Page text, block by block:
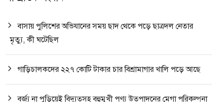
বাসায় পুলিশের অভিযানের সময় ছাদ থেকে পড়ে ছাত্রদল নেতার
মৃত্যু, কী ঘটেছিল
গাড়িচালকদের ২২৭ কোটি টাকার চার বিশ্রামাগার খালি পড়ে আছে
বর্জ্য না পুড়িয়েই বিদ্যুত্সহ বহুমুখী পণ্য উত্পাদনের মেগা পরিকল্পনা